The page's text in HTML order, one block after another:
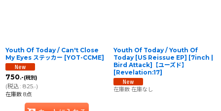
Youth Of Today / Can't Close
My Eyes ステッカー [YOT-CCME]
750.-(税別)
(税込: 825.-)
在庫数 8点
Youth Of Today / Youth Of
Today [US Reissue EP] [7inch |
Bird Attack]【ユーズド】
[Revelation:17]
在庫数 在庫なし